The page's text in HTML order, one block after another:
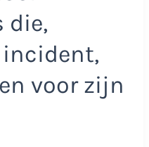
die,
voor zijn